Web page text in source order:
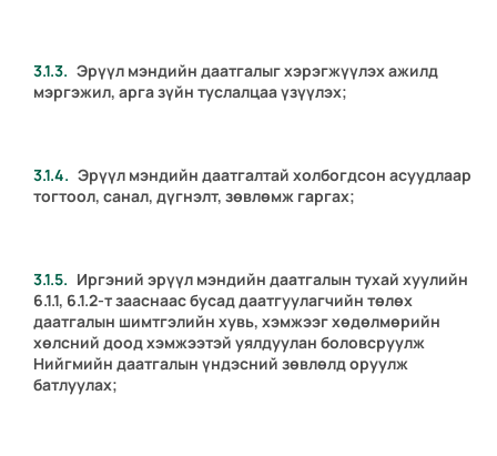
Эрүүл мэндийн даатгалыг хэрэгжүүлэх ажилд
мэргэжил, арга зүйн туслалцаа үзүүлэх;
Эрүүл мэндийн даатгалтай холбогдсон асуудлаар
тогтоол, санал, дүгнэлт, зөвлөмж гаргах;
Иргэний эрүүл мэндийн даатгалын тухай хуулийн
6.1.1, 6.1.2-т зааснаас бусад даатгуулагчийн төлөх
даатгалын шимтгэлийн хувь, хэмжээг хөдөлмөрийн
хөлсний доод хэмжээтэй уялдуулан боловсруулж
Нийгмийн даатгалын үндэсний зөвлөлд оруулж
батлуулах;